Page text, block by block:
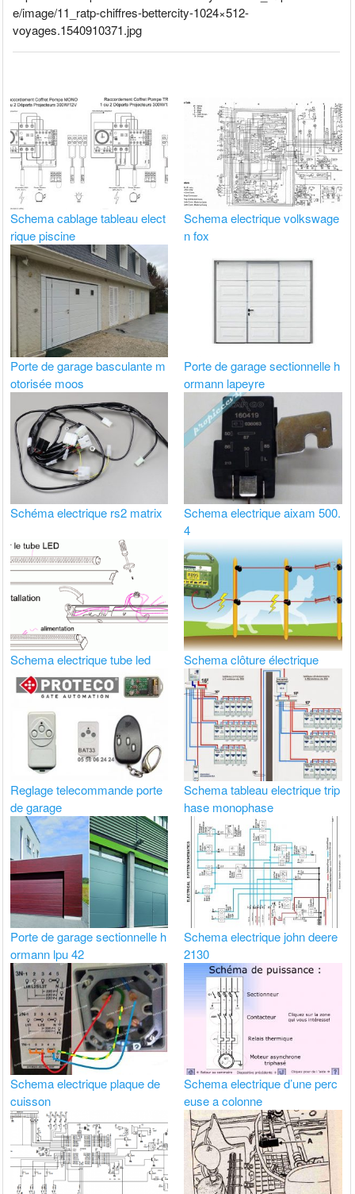
e/image/11_ratp-chiffres-bettercity-1024×512-
voyages.1540910371.jpg
Schema cablage tableau elect
rique piscine
Schema electrique volkswage
n fox
Porte de garage basculante m
otorisée moos
Porte de garage sectionnelle h
ormann lapeyre
Schéma electrique rs2 matrix
Schema electrique aixam 500.
4
Schema electrique tube led Schema clôture électrique
Reglage telecommande porte
de garage
Schema tableau electrique trip
hase monophase
Porte de garage sectionnelle h
ormann lpu 42
Schema electrique john deere
2130
Schema electrique plaque de
cuisson
Schema electrique d’une perc
euse a colonne